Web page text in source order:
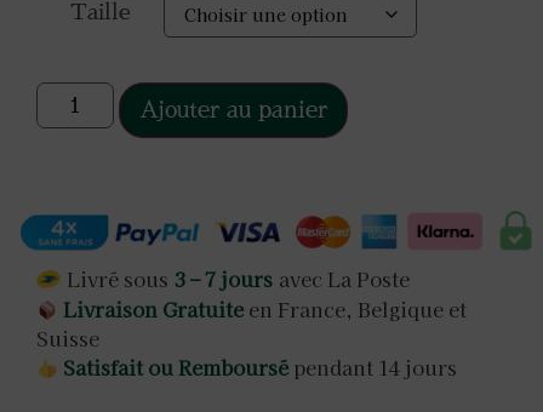
Taille
Ajouter au panier
Livré sous 3 – 7 jours avec La Poste
Livraison Gratuite en France, Belgique et
Suisse
Satisfait ou Remboursé pendant 14 jours